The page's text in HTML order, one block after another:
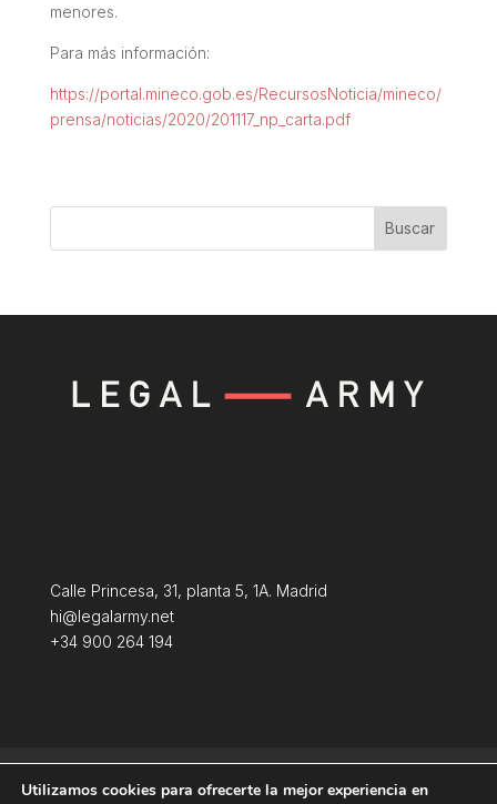
menores.
Para más información:
https://portal.mineco.gob.es/RecursosNoticia/mineco/
prensa/noticias/2020/201117_np_carta.pdf
Buscar
Calle Princesa, 31, planta 5, 1A. Madrid
hi@legalarmy.net
+34 900 264 194
Utilizamos cookies para ofrecerte la mejor experiencia en